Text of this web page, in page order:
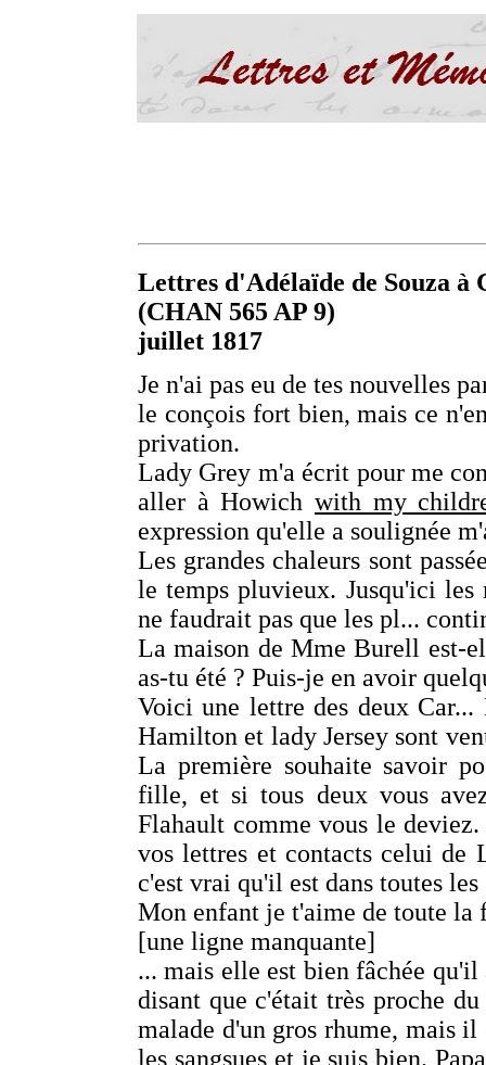
Lettres d'Adélaïde de Souza à
(CHAN 565 AP 9)
juillet 1817
Je n'ai pas eu de tes nouvelles
le conçois fort bien, mais ce
privation.
Lady Grey m'a écrit pour me
aller à Howich with my
expression qu'elle a soulignée
Les grandes chaleurs sont
le temps pluvieux. Jusqu'ici les
ne faudrait pas que les pl...
La maison de Mme Burell est-
as-tu été ? Puis-je en avoir
Voici une lettre des deux
Hamilton et lady Jersey sont
La première souhaite savoir
fille, et si tous deux vous
Flahault comme vous le
vos lettres et contacts celui de
c'est vrai qu'il est dans toutes
Mon enfant je t'aime de toute la
[une ligne manquante]
... mais elle est bien fâchée
disant que c'était très proche
malade d'un gros rhume, mais
les sangsues et je suis bien.